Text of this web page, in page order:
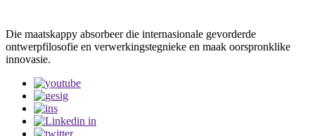
Die maatskappy absorbeer die internasionale gevorderde
ontwerpfilosofie en verwerkingstegnieke en maak oorspronklike
innovasie.